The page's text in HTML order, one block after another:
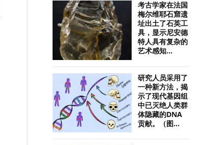
考古学家在法国
梅尔维耶石窟遗
址出土了石英工
具，显示尼安德
特人具有复杂的
艺术感知...
研究人员采用了
一种新方法，揭
示了现代基因组
中已灭绝人类群
体隐藏的DNA
贡献。（图...